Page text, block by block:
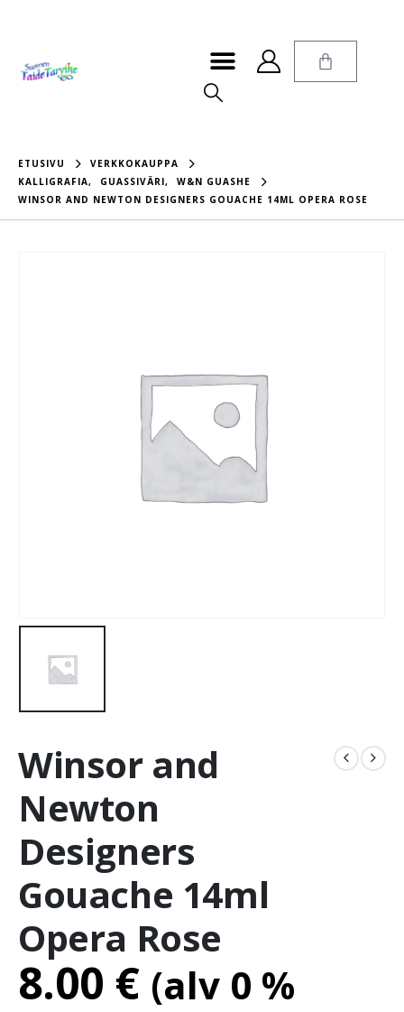
ETUSIVU
VERKKOKAUPPA
KALLIGRAFIA, GUASSIVÄRI,
W&N GUASHE
WINSOR AND NEWTON DESIGNERS GOUACHE 14ML OPERA ROSE
Winsor and
Newton
Designers
Gouache 14ml
Opera Rose
8.00 € (alv 0 %